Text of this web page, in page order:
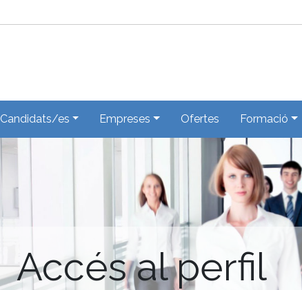
Candidats/es Empreses Ofertes Formació
Accés al perfil